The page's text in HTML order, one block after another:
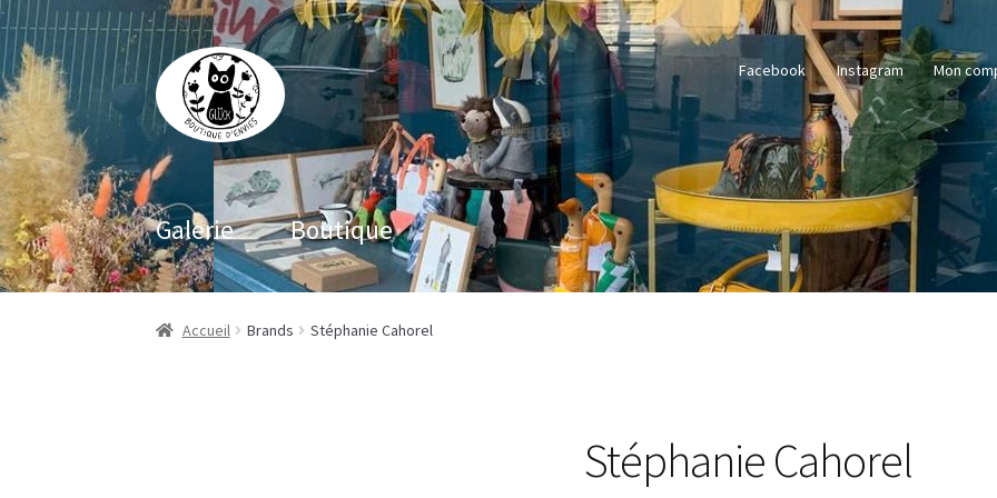
Aller
à
la
navigation
Aller
au
contenu
Facebook Instagram Mon
Galerie Boutique
Accueil Brands Stéphanie Cahorel
Stéphanie Cahorel